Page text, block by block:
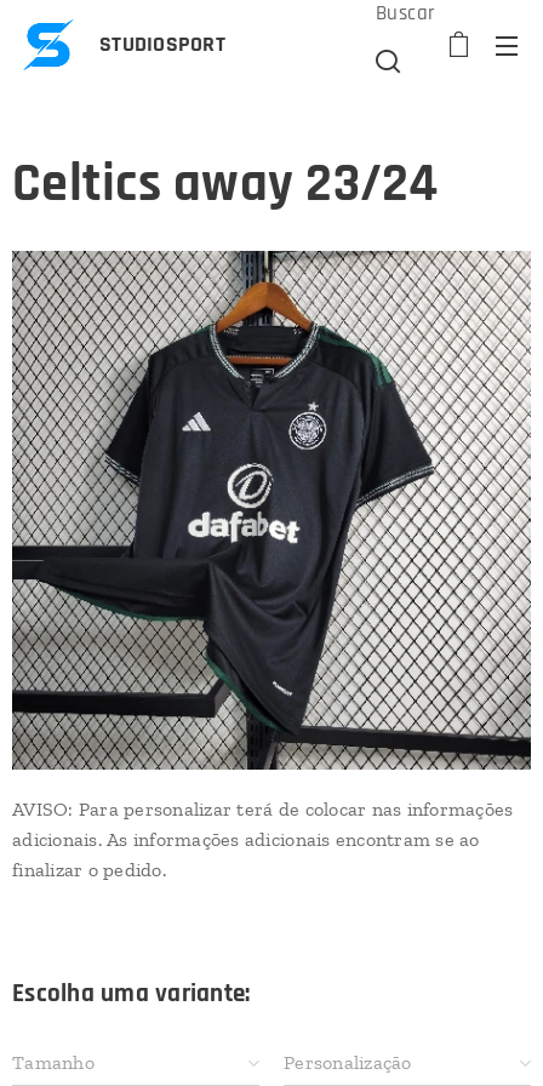
STUDIOSPORT
Buscar
Celtics away 23/24
AVISO: Para personalizar terá de colocar nas informações
adicionais. As informações adicionais encontram se ao
finalizar o pedido.
Escolha uma variante:
Tamanho Personalização